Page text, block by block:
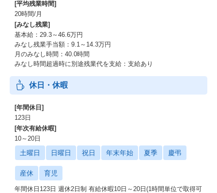
[平均残業時間]
20時間/月
[みなし残業]
基本給：29.3～46.6万円
みなし残業手当額：9.1～14.3万円
月のみなし時間：40.0時間
みなし時間超過時に別途残業代を支給：支給あり
休日・休暇
[年間休日]
123日
[年次有給休暇]
10～20日
土曜日 日曜日 祝日 年末年始 夏季 慶弔
産休 育児
年間休日123日 週休2日制 有給休暇10日～20日(1時間単位で取得可